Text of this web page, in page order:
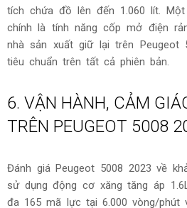
Về cốp chứa đồ, Peugeot 5008
có dung tích khi gập hàng ghế
tháo rời mà Peugeot đặt tên là
tích chứa đồ lên đến 1.060 lít.
chính là tính năng cốp mở điện